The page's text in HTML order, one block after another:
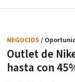
Outlet de
hasta con
NEGOCIOS /